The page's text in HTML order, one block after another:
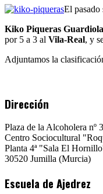
El pasado
Kiko Piqueras Guardiola
por 5 a 3 al Vila-Real, y
Adjuntamos la
Dirección
Plaza de la Alcoholera nº 3
Centro Sociocultural
Planta 4ª "Sala El
30520 Jumilla (Murcia)
Escuela de Ajedrez